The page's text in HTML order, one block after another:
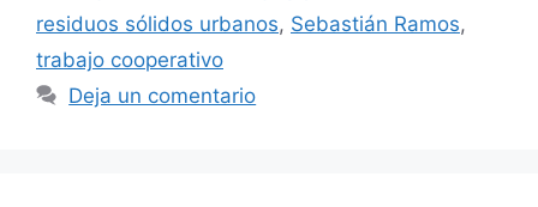
residuos sólidos urbanos, Sebastián Ramos,
trabajo cooperativo
Deja un comentario